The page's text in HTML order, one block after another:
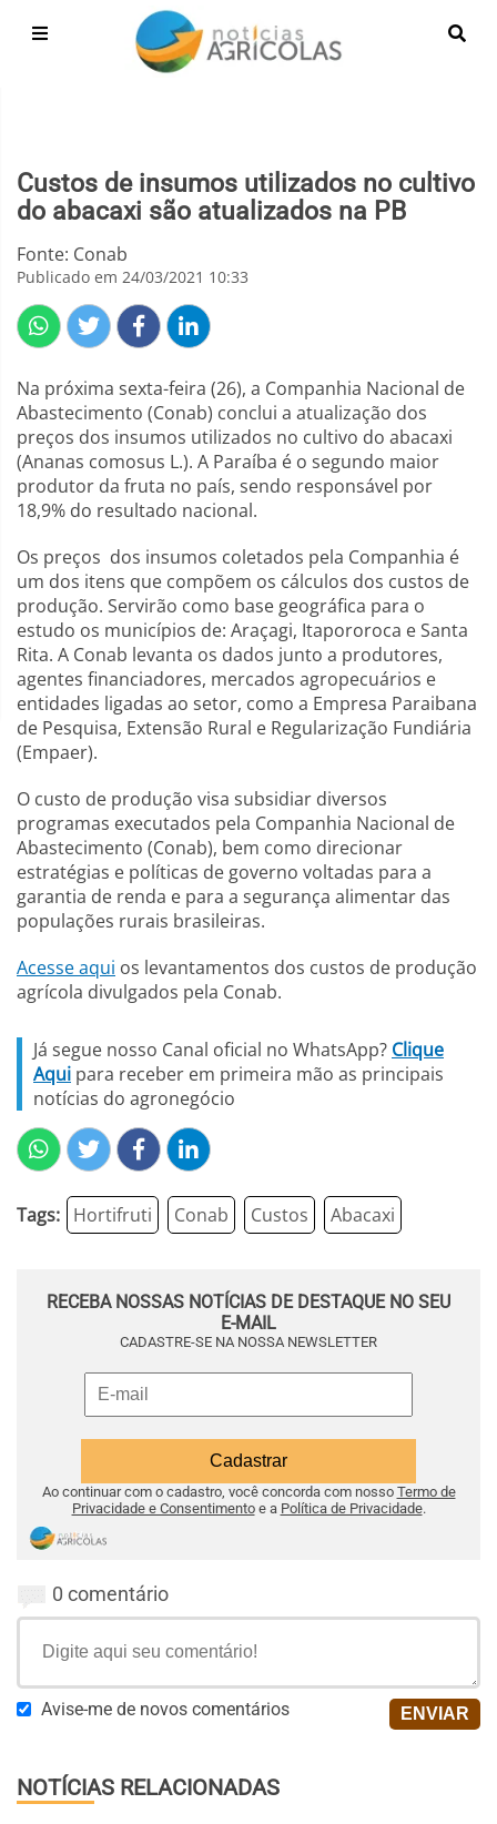
Custos de insumos utilizados no cultivo
do abacaxi são atualizados na PB
Fonte: Conab
Publicado em 24/03/2021 10:33
Na próxima sexta-feira (26), a Companhia Nacional de
Abastecimento (Conab) conclui a atualização dos
preços dos insumos utilizados no cultivo do abacaxi
(Ananas comosus L.). A Paraíba é o segundo maior
produtor da fruta no país, sendo responsável por
18,9% do resultado nacional.
Os preços dos insumos coletados pela Companhia é
um dos itens que compõem os cálculos dos custos de
produção. Servirão como base geográfica para o
estudo os municípios de: Araçagi, Itapororoca e Santa
Rita. A Conab levanta os dados junto a produtores,
agentes financiadores, mercados agropecuários e
entidades ligadas ao setor, como a Empresa Paraibana
de Pesquisa, Extensão Rural e Regularização Fundiária
(Empaer).
O custo de produção visa subsidiar diversos
programas executados pela Companhia Nacional de
Abastecimento (Conab), bem como direcionar
estratégias e políticas de governo voltadas para a
garantia de renda e para a segurança alimentar das
populações rurais brasileiras.
Acesse aqui os levantamentos dos custos de produção
agrícola divulgados pela Conab.
Já segue nosso Canal oficial no WhatsApp? Clique
Aqui para receber em primeira mão as principais
notícias do agronegócio
Tags: Hortifruti Conab Custos Abacaxi
RECEBA NOSSAS NOTÍCIAS DE DESTAQUE NO SEU
E-MAIL
CADASTRE-SE NA NOSSA NEWSLETTER
Ao continuar com o cadastro, você concorda com nosso Termo de
Privacidade e Consentimentoe a Política de Privacidade.
0 comentário
Avise-me de novos comentários
NOTÍCIAS RELACIONADAS